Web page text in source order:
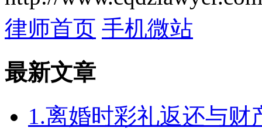
律师首页 手机微站
最新文章
1.离婚时彩礼返还与财